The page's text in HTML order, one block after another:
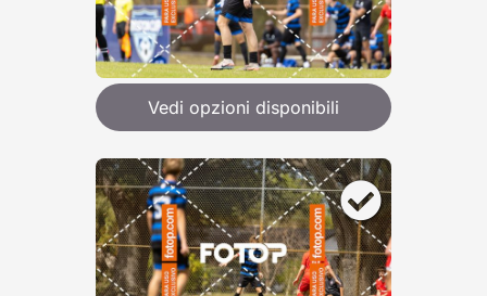
Vedi opzioni disponibili